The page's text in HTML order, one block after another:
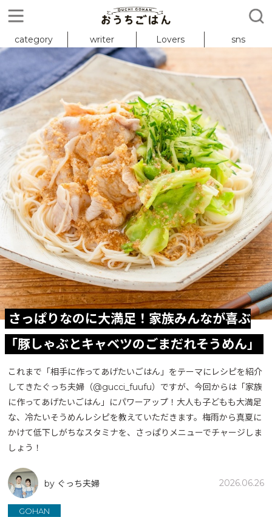
category writer Lovers sns
さっぱりなのに大満足！家族みんなが喜ぶ
「豚しゃぶとキャベツのごまだれそうめん」
これまで「相手に作ってあげたいごはん」をテーマにレシピを紹介
してきたぐっち夫婦（@gucci_fuufu）ですが、今回からは「家族
に作ってあげたいごはん」にパワーアップ！大人も子どもも大満足
な、冷たいそうめんレシピを教えていただきます。梅雨から真夏に
かけて低下しがちなスタミナを、さっぱりメニューでチャージしま
しょう！
by ぐっち夫婦 2026.06.26
GOHAN